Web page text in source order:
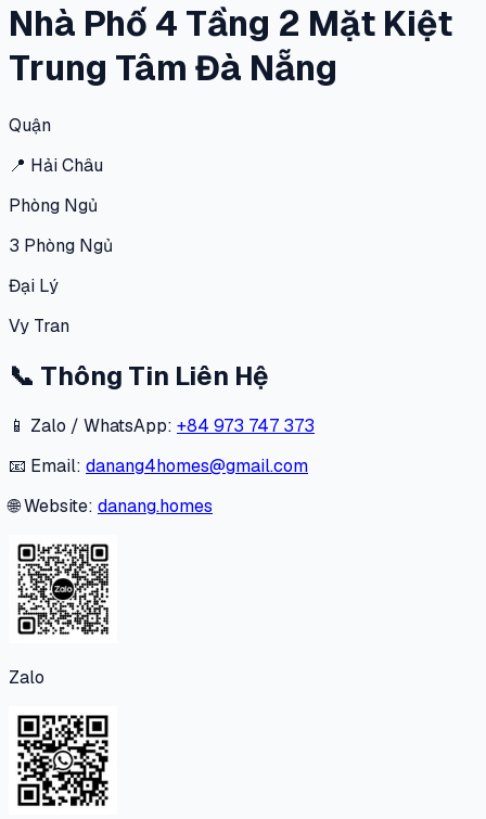
Nhà Phố 4 Tầng 2 Mặt Kiệt
Trung Tâm Đà Nẵng
Quận
📍 Hải Châu
Phòng Ngủ
3 Phòng Ngủ
Đại Lý
Vy Tran
📞 Thông Tin Liên Hệ
📱 Zalo / WhatsApp: +84 973 747 373
📧 Email: danang4homes@gmail.com
🌐 Website: danang.homes
Zalo